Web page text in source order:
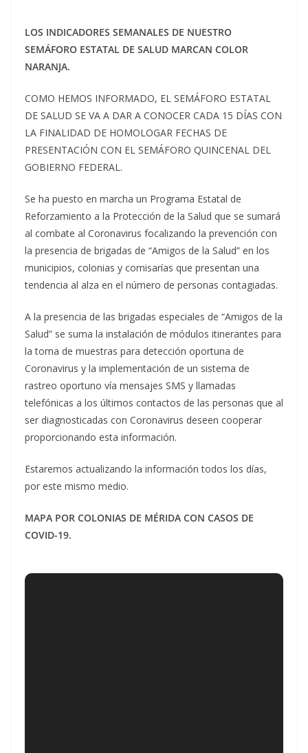
LOS INDICADORES SEMANALES DE NUESTRO
SEMÁFORO ESTATAL DE SALUD MARCAN COLOR
NARANJA.
COMO HEMOS INFORMADO, EL SEMÁFORO ESTATAL
DE SALUD SE VA A DAR A CONOCER CADA 15 DÍAS CON
LA FINALIDAD DE HOMOLOGAR FECHAS DE
PRESENTACIÓN CON EL SEMÁFORO QUINCENAL DEL
GOBIERNO FEDERAL.
Se ha puesto en marcha un Programa Estatal de
Reforzamiento a la Protección de la Salud que se sumará
al combate al Coronavirus focalizando la prevención con
la presencia de brigadas de “Amigos de la Salud” en los
municipios, colonias y comisarías que presentan una
tendencia al alza en el número de personas contagiadas.
A la presencia de las brigadas especiales de “Amigos de la
Salud” se suma la instalación de módulos itinerantes para
la toma de muestras para detección oportuna de
Coronavirus y la implementación de un sistema de
rastreo oportuno vía mensajes SMS y llamadas
telefónicas a los últimos contactos de las personas que al
ser diagnosticadas con Coronavirus deseen cooperar
proporcionando esta información.
Estaremos actualizando la información todos los días,
por este mismo medio.
MAPA POR COLONIAS DE MÉRIDA CON CASOS DE
COVID-19.